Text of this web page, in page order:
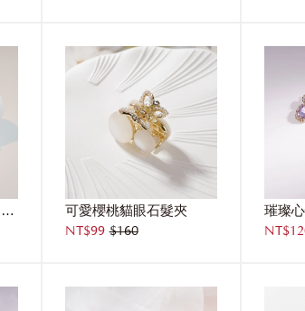
莫內的花園高彈性耐用髮圈(兩件組) 可愛櫻桃貓眼石髮夾
NT$99 $160
璀璨